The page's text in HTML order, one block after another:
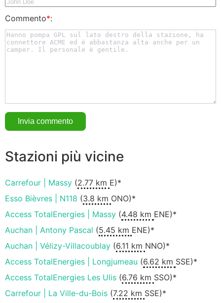
Commento*:
Stazioni più vicine
Carrefour | Massy (2.77 km E)*
Esso Bièvres | N118 (3.8 km ONO)*
Access TotalEnergies | Massy (4.48 km ENE)*
Auchan | Antony Pascal (5.45 km ENE)*
Auchan | Vélizy-Villacoublay (6.11 km NNO)*
Access TotalEnergies | Longjumeau (6.62 km SSE)*
Access TotalEnergies Les Ulis (6.76 km SSO)*
Carrefour | La Ville-du-Bois (7.22 km SSE)*